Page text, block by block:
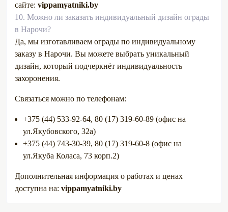
сайте: vippamyatniki.by
10. Можно ли заказать индивидуальный дизайн ограды
в Нарочи?
Да, мы изготавливаем ограды по индивидуальному
заказу в Нарочи. Вы можете выбрать уникальный
дизайн, который подчеркнёт индивидуальность
захоронения.
Связаться можно по телефонам:
+375 (44) 533-92-64, 80 (17) 319-60-89 (офис на
ул.Якубовского, 32а)
+375 (44) 743-30-39, 80 (17) 319-60-8 (офис на
ул.Якуба Коласа, 73 корп.2)
Дополнительная информация о работах и ценах
доступна на: vippamyatniki.by